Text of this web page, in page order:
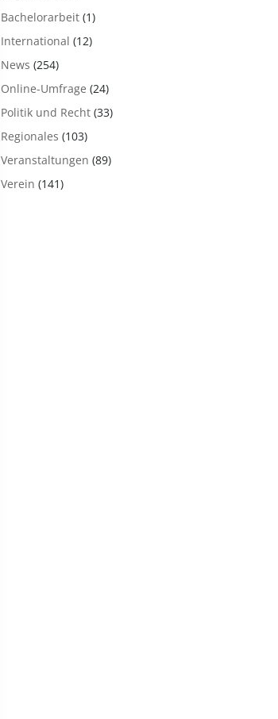
Bachelorarbeit (1)
International (12)
News (254)
Online-Umfrage (24)
Politik und Recht (33)
Regionales (103)
Veranstaltungen (89)
Verein (141)